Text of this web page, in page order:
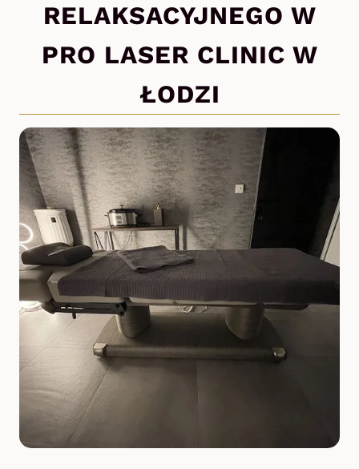
RELAKSACYJNEGO W
PRO LASER CLINIC W
ŁODZI